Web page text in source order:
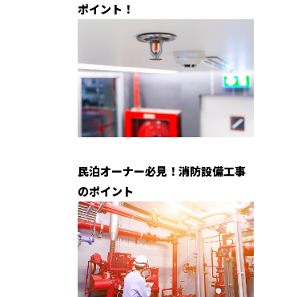
ポイント！
民泊オーナー必見！消防設備工事
のポイント